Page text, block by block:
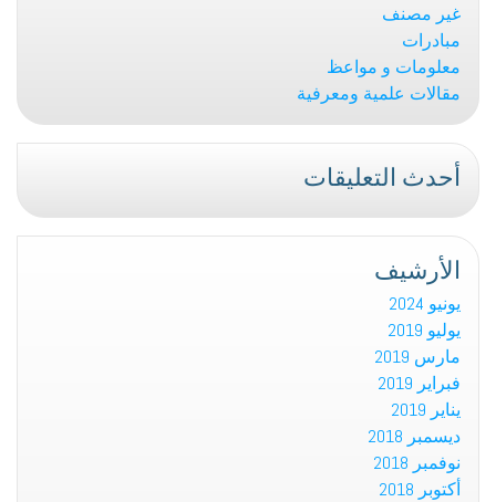
غير مصنف
مبادرات
معلومات و مواعظ
مقالات علمية ومعرفية
أحدث التعليقات
الأرشيف
يونيو 2024
يوليو 2019
مارس 2019
فبراير 2019
يناير 2019
ديسمبر 2018
نوفمبر 2018
أكتوبر 2018